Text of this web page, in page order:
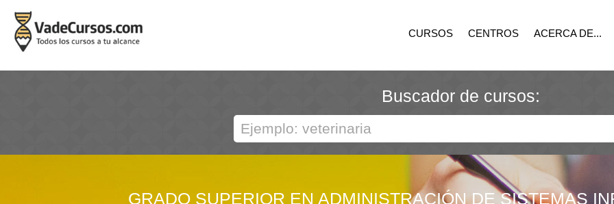
CURSOS CENTROS ACERCA DE...
Buscador de cursos:
GRADO SUPERIOR EN ADMINISTRACIÓN DE SISTEMAS